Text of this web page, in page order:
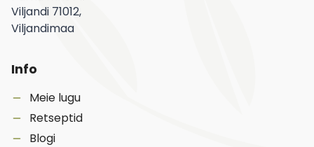
Viljandi 71012,
Viljandimaa
Info
Meie lugu
Retseptid
Blogi